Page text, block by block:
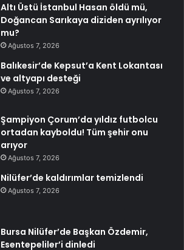
Altı Üstü İstanbul Hasan öldü mü,
Doğancan Sarıkaya diziden ayrılıyor
mu?
Ağustos 7, 2026
Balıkesir’de Kepsut’a Kent Lokantası
ve altyapı desteği
Ağustos 7, 2026
Şampiyon Çorum’da yıldız futbolcu
ortadan kayboldu! Tüm şehir onu
arıyor
Ağustos 7, 2026
Nilüfer’de kaldırımlar temizlendi
Ağustos 7, 2026
Bursa Nilüfer’de Başkan Özdemir,
Esentepeliler’i dinledi